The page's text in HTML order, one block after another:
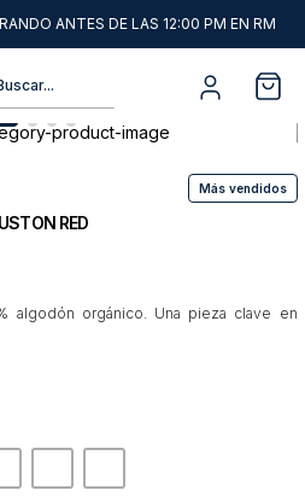
ANTES DE LAS 12:00 PM EN RM
Más vendidos
RED
algodón orgánico. Una pieza clave en